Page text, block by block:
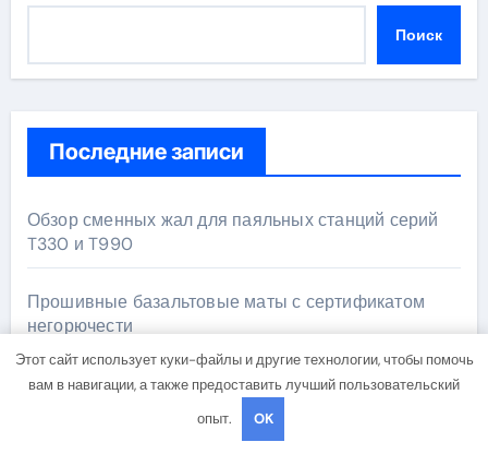
Поиск
Последние записи
Обзор сменных жал для паяльных станций серий
T330 и T990
Прошивные базальтовые маты с сертификатом
негорючести
Освоение современных профессий в онлайн-
Этот сайт использует куки-файлы и другие технологии, чтобы помочь
вам в навигации, а также предоставить лучший пользовательский
опыт.
OK